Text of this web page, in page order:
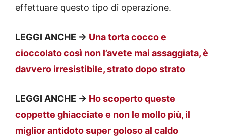
effettuare questo tipo di operazione.
LEGGI ANCHE -> Una torta cocco e
cioccolato così non l’avete mai assaggiata, è
davvero irresistibile, strato dopo strato
LEGGI ANCHE -> Ho scoperto queste
coppette ghiacciate e non le mollo più, il
miglior antidoto super goloso al caldo